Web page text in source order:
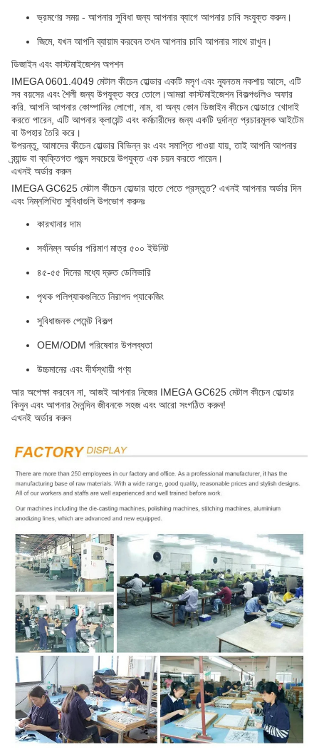
ভ্রমণের সময় - আপনার সুবিধা জন্য আপনার ব্যাগে আপনার চাবি সংযুক্ত করুন।
জিমে, যখন আপনি ব্যায়াম করবেন তখন আপনার চাবি আপনার সাথে রাখুন।
ডিজাইন এবং কাস্টমাইজেশন অপশন
IMEGA 0601.4049 মেটাল কীচেন হোল্ডার একটি মসৃণ এবং ন্যূনতম নকশায় আসে, এটি
সব বয়সের এবং শৈলী জন্য উপযুক্ত করে তোলে।আমরা কাস্টমাইজেশন বিকল্পগুলিও অফার
করি. আপনি আপনার কোম্পানির লোগো, নাম, বা অন্য কোন ডিজাইন কীচেন হোল্ডারে খোদাই
করতে পারেন, এটি আপনার ক্লায়েন্ট এবং কর্মচারীদের জন্য একটি দুর্দান্ত প্রচারমূলক আইটেম
বা উপহার তৈরি করে।
উপরন্তু, আমাদের কীচেন হোল্ডার বিভিন্ন রং এবং সমাপ্তি পাওয়া যায়, তাই আপনি আপনার
ব্র্যান্ড বা ব্যক্তিগত পছন্দ সবচেয়ে উপযুক্ত এক চয়ন করতে পারেন।
এখনই অর্ডার করুন
IMEGA GC625 মেটাল কীচেন হোল্ডার হাতে পেতে প্রস্তুত? এখনই আপনার অর্ডার দিন
এবং নিম্নলিখিত সুবিধাগুলি উপভোগ করুনঃ
কারখানার দাম
সর্বনিম্ন অর্ডার পরিমাণ মাত্র ৫০০ ইউনিট
৪৫-৫৫ দিনের মধ্যে দ্রুত ডেলিভারি
পৃথক পলিপ্যাকগুলিতে নিরাপদ প্যাকেজিং
সুবিধাজনক পেমেন্ট বিকল্প
OEM/ODM পরিষেবার উপলব্ধতা
উচ্চমানের এবং দীর্ঘস্থায়ী পণ্য
আর অপেক্ষা করবেন না, আজই আপনার নিজের IMEGA GC625 মেটাল কীচেন হোল্ডার
কিনুন এবং আপনার দৈনন্দিন জীবনকে সহজ এবং আরো সংগঠিত করুন!
এখনই অর্ডার করুন